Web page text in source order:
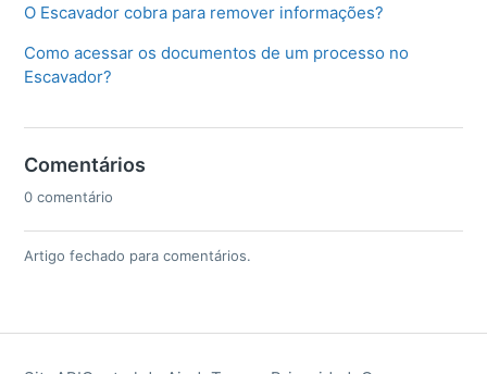
O Escavador cobra para remover informações?
Como acessar os documentos de um processo no
Escavador?
Comentários
0 comentário
Artigo fechado para comentários.